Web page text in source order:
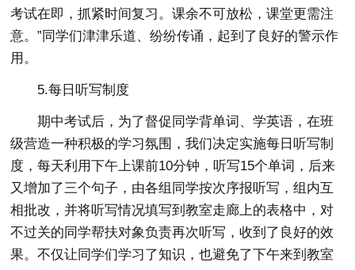
考试在即，抓紧时间复习。课余不可放松，课堂更需注
意。”同学们津津乐道、纷纷传诵，起到了良好的警示作
用。
5.每日听写制度
期中考试后，为了督促同学背单词、学英语，在班
级营造一种积极的学习氛围，我们决定实施每日听写制
度，每天利用下午上课前10分钟，听写15个单词，后来
又增加了三个句子，由各组同学按次序报听写，组内互
相批改，并将听写情况填写到教室走廊上的表格中，对
不过关的同学帮扶对象负责再次听写，收到了良好的效
果。不仅让同学们学习了知识，也避免了下午来到教室